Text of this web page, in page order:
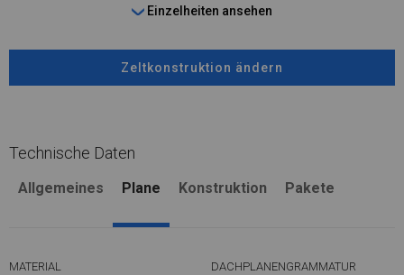
Einzelheiten ansehen
Zeltkonstruktion ändern
Technische Daten
Allgemeines Plane Konstruktion Pakete
MATERIAL DACHPLANENGRAMMATUR